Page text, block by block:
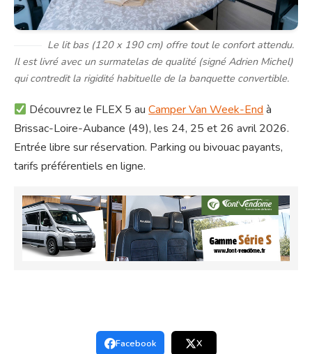
Le lit bas (120 x 190 cm) offre tout le confort attendu.
Il est livré avec un surmatelas de qualité (signé Adrien Michel)
qui contredit la rigidité habituelle de la banquette convertible.
Découvrez le FLEX 5 auCamper Van Week-End à
Brissac-Loire-Aubance (49), les 24, 25 et 26 avril 2026.
Entrée libre sur réservation. Parking ou bivouac payants,
tarifs préférentiels en ligne.
Facebook X